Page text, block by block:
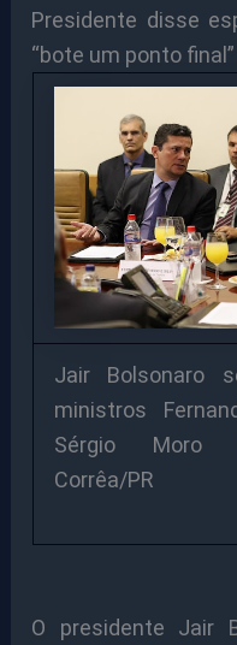
Presidente disse
“bote um ponto
Jair Bolsonaro
ministros
Sérgio Moro
Corrêa/PR
O presidente Jair